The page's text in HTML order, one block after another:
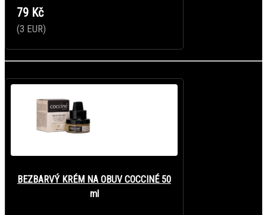
79 Kč
(3 EUR)
BEZBARVÝ KRÉM NA OBUV COCCINÉ 50
ml